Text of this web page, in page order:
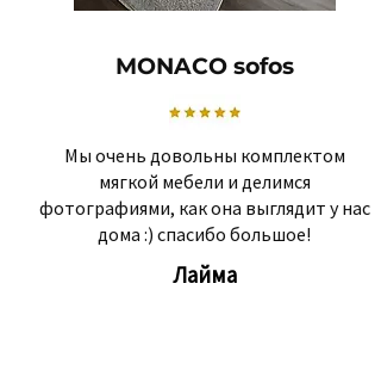
MONACO sofos
Мы очень довольны комплектом
мягкой мебели и делимся
фотографиями, как она выглядит у нас
дома :) спасибо большое!
Лайма